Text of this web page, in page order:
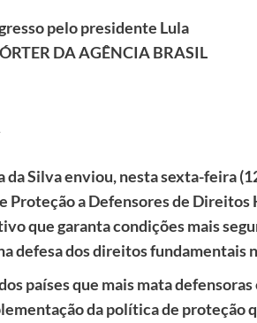
pelo presidente Lula
DA AGÊNCIA BRASIL
Silva enviou, nesta sexta-feira
Proteção a Defensores de Direitos
que garanta condições mais
defesa dos direitos fundamentais
países que mais mata
da política de proteção